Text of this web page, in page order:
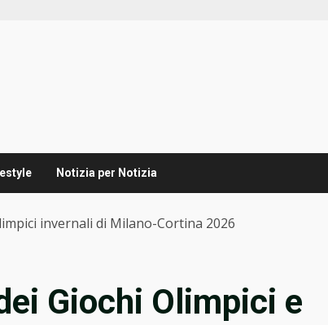
Notizia per Notizia
invernali di Milano-Cortina 2026
Giochi Olimpici e